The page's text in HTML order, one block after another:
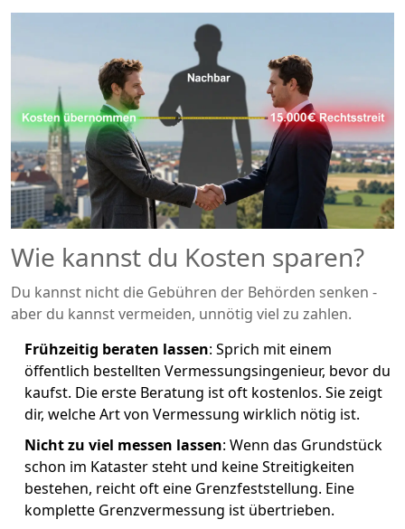
Wie kannst du Kosten sparen?
Du kannst nicht die Gebühren der Behörden senken -
aber du kannst vermeiden, unnötig viel zu zahlen.
Frühzeitig beraten lassen: Sprich mit einem
öffentlich bestellten Vermessungsingenieur, bevor du
kaufst. Die erste Beratung ist oft kostenlos. Sie zeigt
dir, welche Art von Vermessung wirklich nötig ist.
Nicht zu viel messen lassen: Wenn das Grundstück
schon im Kataster steht und keine Streitigkeiten
bestehen, reicht oft eine Grenzfeststellung. Eine
komplette Grenzvermessung ist übertrieben.